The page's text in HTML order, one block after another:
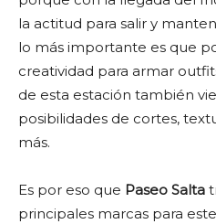
la actitud para salir y
lo más importante es que
creatividad para armar
de esta estación también
posibilidades de cortes,
más.
Es por eso que Paseo Salta
principales marcas para